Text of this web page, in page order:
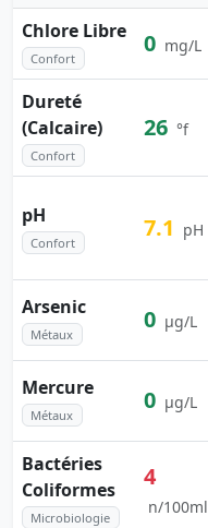
Chlore Libre
Confort
0 mg/L
Dureté
(Calcaire)
Confort
26 °f
pH
Confort
7.1 pH
Arsenic
Métaux
0 µg/L
Mercure
Métaux
0 µg/L
Bactéries
Coliformes
Microbiologie
4
n/100ml